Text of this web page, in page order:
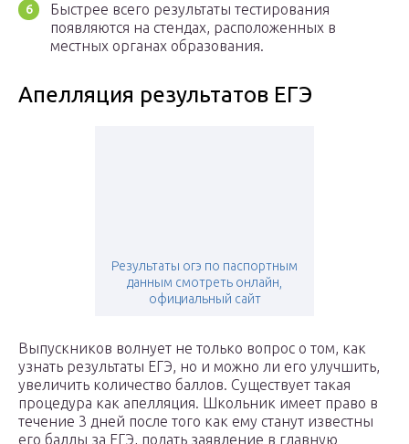
Быстрее всего результаты тестирования
появляются на стендах, расположенных в
местных органах образования.
Апелляция результатов ЕГЭ
Результаты огэ по паспортным
данным смотреть онлайн,
официальный сайт
Выпускников волнует не только вопрос о том, как
узнать результаты ЕГЭ, но и можно ли его улучшить,
увеличить количество баллов. Существует такая
процедура как апелляция. Школьник имеет право в
течение 3 дней после того как ему станут известны
его баллы за ЕГЭ, подать заявление в главную